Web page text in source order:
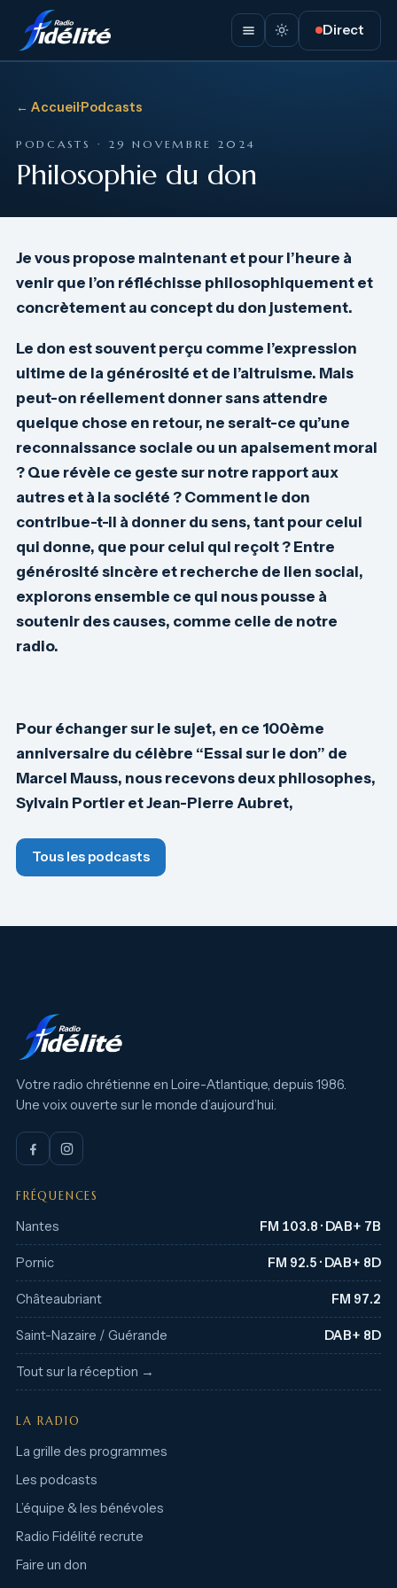
Direct
← Accueil·Podcasts
PODCASTS · 29 NOVEMBRE 2024
Philosophie du don
Je vous propose maintenant et pour l’heure à
venir que l’on réfléchisse philosophiquement et
concrètement au concept du don justement.
Le don est souvent perçu comme l’expression
ultime de la générosité et de l’altruisme. Mais
peut-on réellement donner sans attendre
quelque chose en retour, ne serait-ce qu’une
reconnaissance sociale ou un apaisement moral
? Que révèle ce geste sur notre rapport aux
autres et à la société ? Comment le don
contribue-t-il à donner du sens, tant pour celui
qui donne, que pour celui qui reçoit ? Entre
générosité sincère et recherche de lien social,
explorons ensemble ce qui nous pousse à
soutenir des causes, comme celle de notre
radio.
Pour échanger sur le sujet, en ce 100ème
anniversaire du célèbre “Essai sur le don” de
Marcel Mauss, nous recevons deux philosophes,
Sylvain Portier et Jean-Pierre Aubret,
Tous les podcasts
Votre radio chrétienne en Loire-Atlantique, depuis 1986.
Une voix ouverte sur le monde d’aujourd’hui.
FRÉQUENCES
Nantes FM 103.8 · DAB+ 7B
Pornic FM 92.5 · DAB+ 8D
Châteaubriant FM 97.2
Saint-Nazaire / Guérande DAB+ 8D
Tout sur la réception →
LA RADIO
La grille des programmes
Les podcasts
L’équipe & les bénévoles
Radio Fidélité recrute
Faire un don